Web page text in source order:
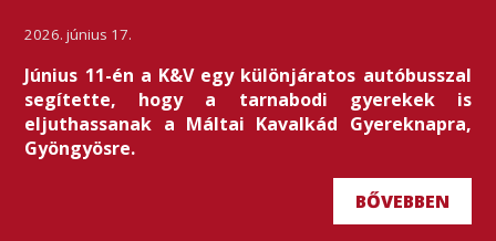
2026. június 17.
Június 11-én a K&V egy különjáratos autóbusszal
segítette, hogy a tarnabodi gyerekek is
eljuthassanak a Máltai Kavalkád Gyereknapra,
Gyöngyösre.
BŐVEBBEN